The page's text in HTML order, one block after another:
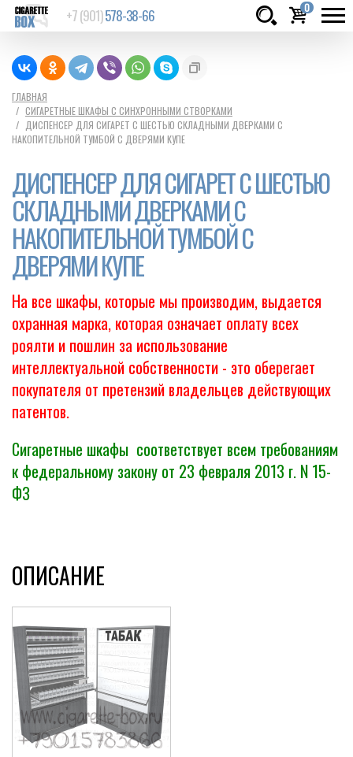
+7 (901)578-38-66 0
ГЛАВНАЯ
СИГАРЕТНЫЕ ШКАФЫ С СИНХРОННЫМИ СТВОРКАМИ
ДИСПЕНСЕР ДЛЯ СИГАРЕТ С ШЕСТЬЮ СКЛАДНЫМИ ДВЕРКАМИ С
НАКОПИТЕЛЬНОЙ ТУМБОЙ С ДВЕРЯМИ КУПЕ
ДИСПЕНСЕР ДЛЯ СИГАРЕТ С ШЕСТЬЮ
СКЛАДНЫМИ ДВЕРКАМИ С
НАКОПИТЕЛЬНОЙ ТУМБОЙ С
ДВЕРЯМИ КУПЕ
На все шкафы, которые мы производим, выдается
охранная марка, которая означает оплату всех
роялти и пошлин за использование
интеллектуальной собственности - это оберегает
покупателя от претензий владельцев действующих
патентов.
Сигаретные шкафы соответствует всем требованиям
к федеральному закону от 23 февраля 2013 г. N 15-
ФЗ
ОПИСАНИЕ